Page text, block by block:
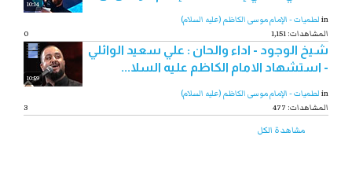
10:14
inلطميات - الإمام موسى الكاظم (عليه السلام)
0
1,151 :المشاهدات
10:59
شيخ الوجود - اداء والحان : علي سعيد الوائلي
- استشهاد الامام الكاظم عليه السلا...
inلطميات - الإمام موسى الكاظم (عليه السلام)
3
477 :المشاهدات
مشاهدة الكل